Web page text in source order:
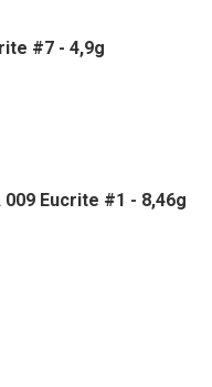
#7 - 4,9g
009 Eucrite #1 - 8,46g